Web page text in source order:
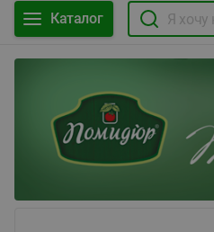
Каталог